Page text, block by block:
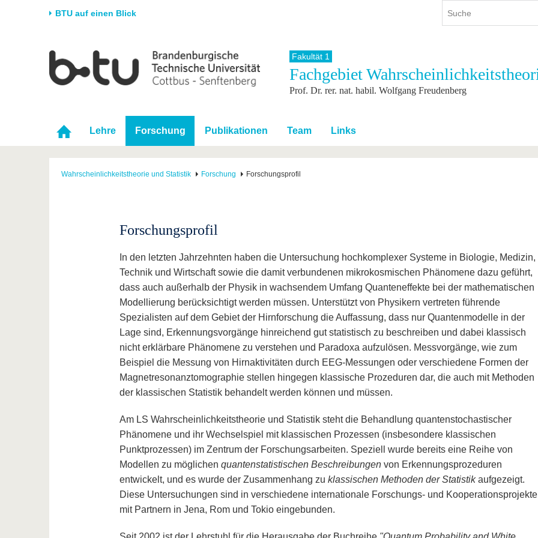
BTU auf einen Blick
Universität
Karriere & Engagement
Partnerschaften &
Strukturwandel
Forschung
Förderung
Wissenschaftlicher
Nachwuchs
Studium
Studienangebot
Im Studium
Nach dem Studium
International
Internationales Profil
Mit der BTU ins Ausland
Für internationale
Studierende
Weiterbildung
Weiterbildungsangebote
Fakultät 1
Fachgebiet
Prof. Dr. rer. nat. habil. Wolfgang Freudenberg
Lehre Forschung Publikationen Team Links
Wahrscheinlichkeitstheorie und Statistik Forschung Forschungsprofil
Forschungsprofil
In den letzten Jahrzehnten haben die Untersuchung hochkomplexer Systeme in Biologie, Medizin,
Technik und Wirtschaft sowie die damit verbundenen mikrokosmischen Phänomene dazu geführt,
dass auch außerhalb der Physik in wachsendem Umfang Quanteneffekte bei der mathematischen
Modellierung berücksichtigt werden müssen. Unterstützt von Physikern vertreten führende
Spezialisten auf dem Gebiet der Hirnforschung die Auffassung, dass nur Quantenmodelle in der
Lage sind, Erkennungsvorgänge hinreichend gut statistisch zu beschreiben und dabei klassisch
nicht erklärbare Phänomene zu verstehen und Paradoxa aufzulösen. Messvorgänge, wie zum
Beispiel die Messung von Hirnaktivitäten durch EEG-Messungen oder verschiedene Formen der
Magnetresonanztomographie stellen hingegen klassische Prozeduren dar, die auch mit Methoden
der klassischen Statistik behandelt werden können und müssen.
Am LS Wahrscheinlichkeitstheorie und Statistik steht die Behandlung quantenstochastischer
Phänomene und ihr Wechselspiel mit klassischen Prozessen (insbesondere klassischen
Punktprozessen) im Zentrum der Forschungsarbeiten. Speziell wurde bereits eine Reihe von
Modellen zu möglichen quantenstatistischen Beschreibungenvon Erkennungsprozeduren
entwickelt, und es wurde der Zusammenhang zu klassischen Methoden der Statistikaufgezeigt.
Diese Untersuchungen sind in verschiedene internationale Forschungs- und Kooperationsprojekte
mit Partnern in Jena, Rom und Tokio eingebunden.